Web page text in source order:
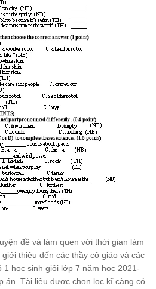
đề và làm quen với thời gian làm
thiệu đến các thầy cô giáo và các
học sinh giỏi lớp 7 năm học 2021-
án. Tài liệu được chọn lọc kĩ càng có